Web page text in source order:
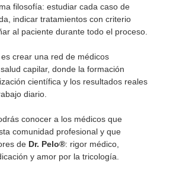
filosofía: estudiar cada caso de
indicar tratamientos con criterio
al paciente durante todo el proceso.
es crear una red de médicos
capilar, donde la formación
científica y los resultados reales
diario.
conocer a los médicos que
comunidad profesional y que
de Dr. Pelo®: rigor médico,
y amor por la tricología.